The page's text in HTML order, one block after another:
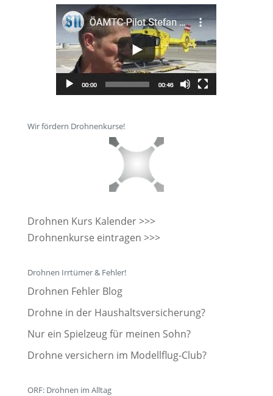
Wir fördern Drohnenkurse!
Drohnen Kurs Kalender >>>
Drohnenkurse eintragen >>>
Drohnen Irrtümer & Fehler!
Drohnen Fehler Blog
Drohne in der Haushaltsversicherung?
Nur ein Spielzeug für meinen Sohn?
Drohne versichern im Modellflug-Club?
ORF: Drohnen im Alltag